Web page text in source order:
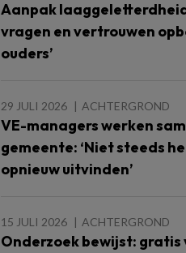
Aanpak
vragen en vertrouwen
ouders’
29 JULI 2026 ACHTERGROND
VE-managers werken
gemeente: ‘Niet steeds
opnieuw uitvinden’
15 JULI 2026 ACHTERGROND
Onderzoek bewijst: gratis